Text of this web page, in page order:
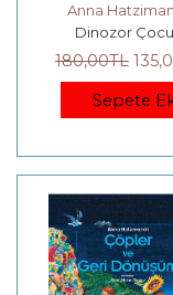
Anna
Dinozor
180,00TL 135
Sepete